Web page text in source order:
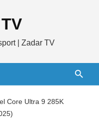
| Zadar TV
Core Ultra 9 285K